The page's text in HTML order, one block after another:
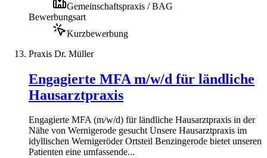
Gemeinschaftspraxis / BAG
Bewerbungsart
Kurzbewerbung
Praxis Dr. Müller
Engagierte MFA m/w/d für ländliche
Hausarztpraxis
Engagierte MFA (m/w/d) für ländliche Hausarztpraxis in der
Nähe von Wernigerode gesucht Unsere Hausarztpraxis im
idyllischen Wernigeröder Ortsteil Benzingerode bietet unseren
Patienten eine umfassende...